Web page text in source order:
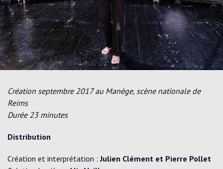
Création septembre 2017 au Manège, scène nationale de
Reims
Durée 23 minutes
Distribution
Création et interprétation :Julien Clément et Pierre Pollet